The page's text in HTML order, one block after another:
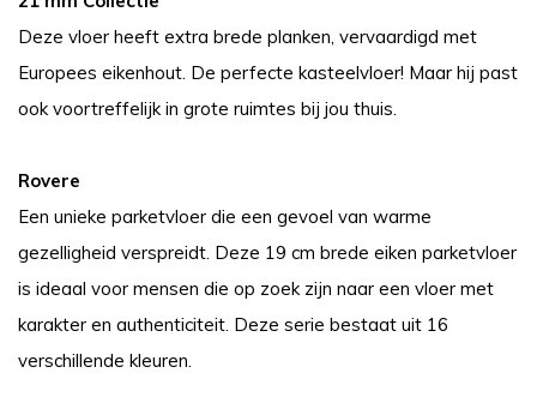
Deze vloer heeft extra brede planken, vervaardigd met
Europees eikenhout. De perfecte kasteelvloer! Maar hij past
ook voortreffelijk in grote ruimtes bij jou thuis.
Rovere
Een unieke parketvloer die een gevoel van warme
gezelligheid verspreidt. Deze 19 cm brede eiken parketvloer
is ideaal voor mensen die op zoek zijn naar een vloer met
karakter en authenticiteit. Deze serie bestaat uit 16
verschillende kleuren.